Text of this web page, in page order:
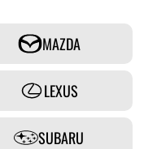
MAZDA
LEXUS
SUBARU